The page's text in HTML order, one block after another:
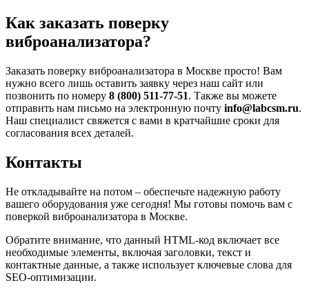
Как заказать поверку
виброанализатора?
Заказать поверку виброанализатора в Москве просто! Вам
нужно всего лишь оставить заявку через наш сайт или
позвонить по номеру 8 (800) 511-77-51. Также вы можете
отправить нам письмо на электронную почту info@labcsm.ru.
Наш специалист свяжется с вами в кратчайшие сроки для
согласования всех деталей.
Контакты
Не откладывайте на потом – обеспечьте надежную работу
вашего оборудования уже сегодня! Мы готовы помочь вам с
поверкой виброанализатора в Москве.
Обратите внимание, что данный HTML-код включает все
необходимые элементы, включая заголовки, текст и
контактные данные, а также использует ключевые слова для
SEO-оптимизации.